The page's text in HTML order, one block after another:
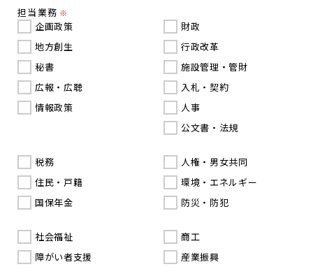
担当業務 ※
企画政策
地方創生
秘書
広報・広聴
情報政策
財政
行政改革
施設管理・管財
入札・契約
人事
公文書・法規
税務
住民・戸籍
国保年金
人権・男女共同
環境・エネルギー
防災・防犯
社会福祉
障がい者支援
商工
産業振興